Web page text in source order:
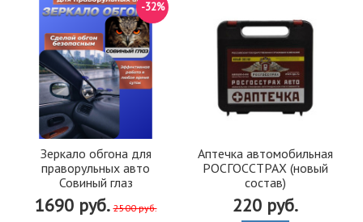
Зеркало обгона для
праворульных авто
Совиный глаз
1690 руб. 2500 руб.
-32%
Аптечка автомобильная
РОСГОССТРАХ (новый
состав)
220 руб.